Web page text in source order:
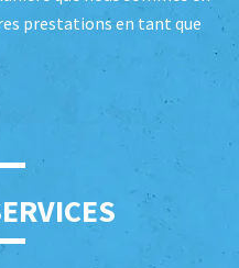
prestations en tant que